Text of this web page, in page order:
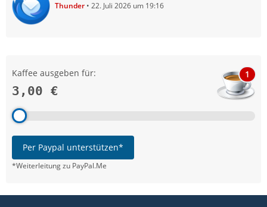
Thunder 22. Juli 2026 um 19:16
Kaffee ausgeben für:
3,00 €
1
Per Paypal unterstützen*
*Weiterleitung zu PayPal.Me